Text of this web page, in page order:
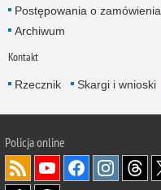
Postępowania o zamówienia
Archiwum
Kontakt
Rzecznik Skargi i wnioski
Policjaonline